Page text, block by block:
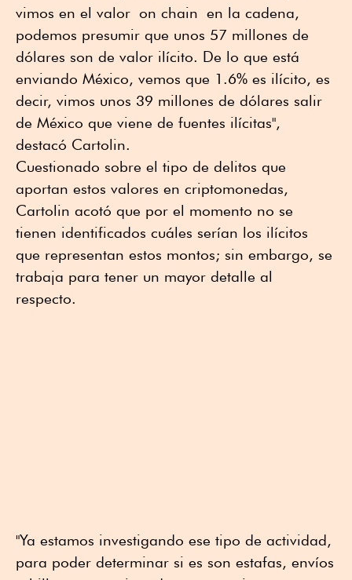
vimos en el valor on chain en la cadena,
podemos presumir que unos 57 millones de
dólares son de valor ilícito. De lo que está
enviando México, vemos que 1.6% es ilícito, es
decir, vimos unos 39 millones de dólares salir
de México que viene de fuentes ilícitas",
destacó Cartolin.
Cuestionado sobre el tipo de delitos que
aportan estos valores en criptomonedas,
Cartolin acotó que por el momento no se
tienen identificados cuáles serían los ilícitos
que representan estos montos; sin embargo, se
trabaja para tener un mayor detalle al
respecto.
"Ya estamos investigando ese tipo de actividad,
para poder determinar si es son estafas, envíos